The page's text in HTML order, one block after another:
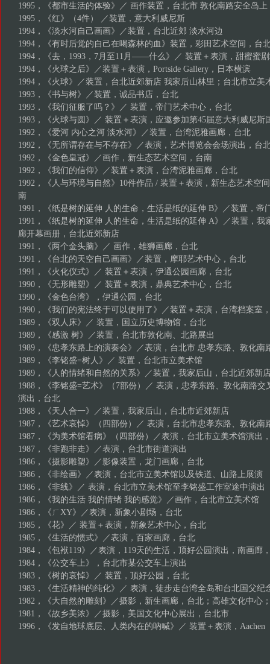
1995，《都市生活的体验》／ 画作装置，台北市 敦化南路安全岛上
1995，《红》（4件） ／装置，意大利威尼斯
1994，《淡水河自己画画》／装置，台北近郊 淡水河边
1994，《有时后觉的自己在喝森林的血》装置，彩田艺术空间，台
1994，《去，1993，7月至11月——什么》／ 装置＋表演，甜蜜蜜
1994，《火球之后》／装置＋表演，Portside Gallery，日本横滨
1994，《火球》／装置，台北近郊新店 我家后山林里；台北市立美
1993，《书与树》／装置，诚品书店，台北
1993，《我们征服了吗？》／ 装置，帝门艺术中心，台北
1993，《火球与圆》／ 装置＋表演，应邀参加第45届意大利威尼斯
1992，《爱河 内心之河 淡水河》／装置，台湾泥雅画廊，台北
1992，《无所谓存在与不存在》／表演，艺术博览会会场演出，台
1992，《金色皇冠》／画作，新生态艺术空间，台南
1992，《我们的信仰》／装置＋表演，台湾泥雅画廊，台北
1992，《人与环境与自然》10件作品 / 装置＋表演，新生态艺术空
南
1991，《纸是树的延伸 人的生命，生活是纸的延伸 B》／装置，帝
1991，《纸是树的延伸 人的生命，生活是纸的延伸 A》／装置，我
廊开幕画册，台北近郊新店
1991，《两个金头脑》／ 画作，雄狮画廊，台北
1991，《台北的天空自己画画》／装置，摩耶艺术中心，台北
1991，《火化仪式》／ 装置＋表演，伊通公园画廊，台北
1990，《无形雕塑》／ 装置＋表演，鼎典艺术中心，台北
1990，《金色台湾》，伊通公园，台北
1990，《我们的宪法终于可以使用了》／装置＋表演，台湾档案室
1989，《双人床》／ 装置，国立历史博物馆，台北
1989，《感激 树》／装置，台北市敦化南、北路展出
1989，《忠孝东路上的演奏会》／表演，台北市 忠孝东路、敦化南
1989，《李铭盛=树人》／ 装置，台北市立美术馆
1989，《人的情绪和自然的关系》／装置，我家后山，台北近郊新
1988，《李铭盛=艺术》（7部份）／ 表演，忠孝东路、敦化南路
演出，台北
1988，《天人合一》／装置，我家后山，台北市近郊新店
1987，《艺术哀悼》（四部份）／ 表演，台北市忠孝东路、敦化南
1987，《为美术馆看病》（四部份）／表演，台北市立美术馆演出
1987，《非跑非走》／表演，台北市街道演出
1986，《摄影雕塑》／影像装置，龙门画廊，台北
1986，《非绘画》／表演，台北市立美术馆以及铁道、山路上展演
1986，《非线》／ 表演，台北市立美术馆至李铭盛工作室途中演出
1986，《我的生活 我的情绪 我的感觉》／画作，台北市立美术馆
1986，《ㄏXY》／表演，新象小剧场，台北
1985，《花》／ 装置＋表演，新象艺术中心，台北
1985，《生活的惯式》／表演，百家画廊，台北
1984，《包袱119》／表演，119天的生活，顶好公园演出，南画廊
1984，《公交车上》，台北市某公交车上演出
1983，《树的哀悼》／ 装置，顶好公园，台北
1983，《生活精神的纯化》／ 表演，徒步走台湾全岛和台北国父纪
1982，《大自然的雕刻》／摄影，新生画廊，台北；高雄文化中心
1981，《故乡美浓》／摄影，美国文化中心展出，台北市
1996，《发自地球底层、人类内在的吶喊》／ 装置＋表演，Aachen